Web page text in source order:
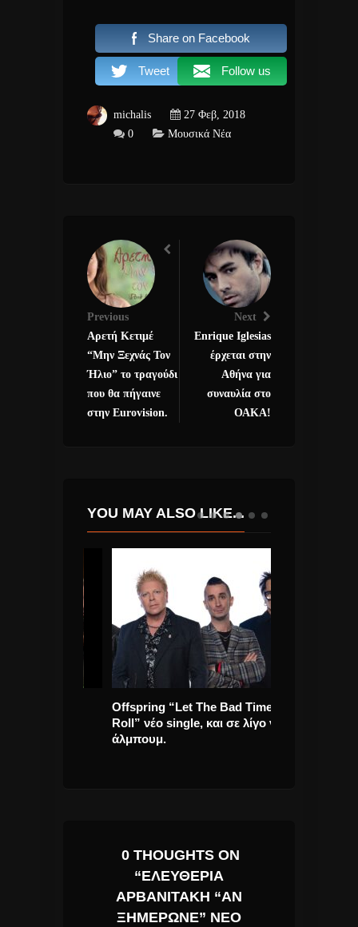
Share on Facebook
Tweet Follow us
michalis
27 Φεβ, 2018
0
Μουσικά Νέα
Previous
Αρετή Κετιμέ
“Μην Ξεχνάς Τον
Ήλιο” το τραγούδι
που θα πήγαινε
στην Eurovision.
Next
Enrique Iglesias
έρχεται στην
Αθήνα για
συναυλία στο
ΟΑΚΑ!
YOU MAY ALSO LIKE...
Offspring “Let The Bad Times
Roll” νέο single, και σε λίγο νέο
άλμπουμ.
0 THOUGHTS ON
“ΕΛΕΥΘΕΡΊΑ
ΑΡΒΑΝΙΤΆΚΗ “ΑΝ
ΞΗΜΈΡΩΝΕ” ΝΈΟ